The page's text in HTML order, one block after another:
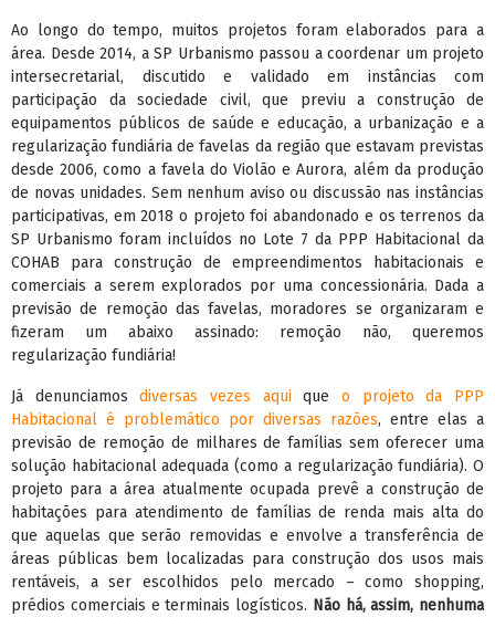
Ao longo do tempo, muitos projetos foram elaborados para a
área. Desde 2014, a SP Urbanismo passou a coordenar um projeto
intersecretarial, discutido e validado em instâncias com
participação da sociedade civil, que previu a construção de
equipamentos públicos de saúde e educação, a urbanização e a
regularização fundiária de favelas da região que estavam previstas
desde 2006, como a favela do Violão e Aurora, além da produção
de novas unidades. Sem nenhum aviso ou discussão nas instâncias
participativas, em 2018 o projeto foi abandonado e os terrenos da
SP Urbanismo foram incluídos no Lote 7 da PPP Habitacional da
COHAB para construção de empreendimentos habitacionais e
comerciais a serem explorados por uma concessionária. Dada a
previsão de remoção das favelas, moradores se organizaram e
fizeram um abaixo assinado: remoção não, queremos
regularização fundiária!
Já denunciamosdiversas vezes aquiqueo projeto da PPP
Habitacional é problemático por diversas razões, entre elas a
previsão de remoção de milhares de famílias sem oferecer uma
solução habitacional adequada (como a regularização fundiária). O
projeto para a área atualmente ocupada prevê a construção de
habitações para atendimento de famílias de renda mais alta do
que aquelas que serão removidas e envolve a transferência de
áreas públicas bem localizadas para construção dos usos mais
rentáveis, a ser escolhidos pelo mercado – como shopping,
prédios comerciais e terminais logísticos. Não há, assim, nenhuma